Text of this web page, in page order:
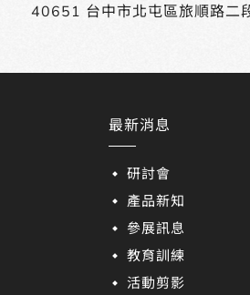
40651 台中市北屯區旅順路二
最新消息
研討會
產品新知
參展訊息
教育訓練
活動剪影